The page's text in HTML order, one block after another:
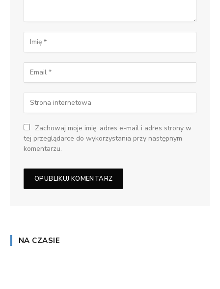
Zachowaj moje imię, adres e-mail i adres strony w
tej przeglądarce do wykorzystania przy następnym
komentarzu.
NA CZASIE